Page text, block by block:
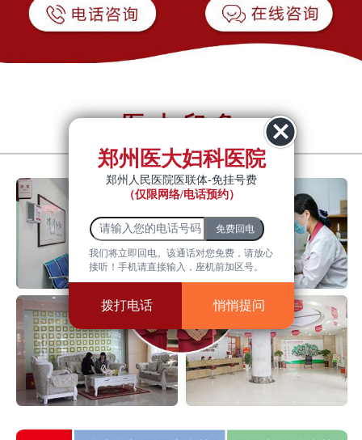
医大印象
郑州医大妇科医院
郑州人民医院医联体-免挂号费
（仅限网络/电话预约）
我们将立即回电。该通话对您免费，请放心
接听！手机请直接输入，座机前加区号。
拨打电话 悄悄提问